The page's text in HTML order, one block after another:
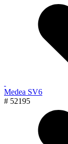
Medea SV6
# 52195